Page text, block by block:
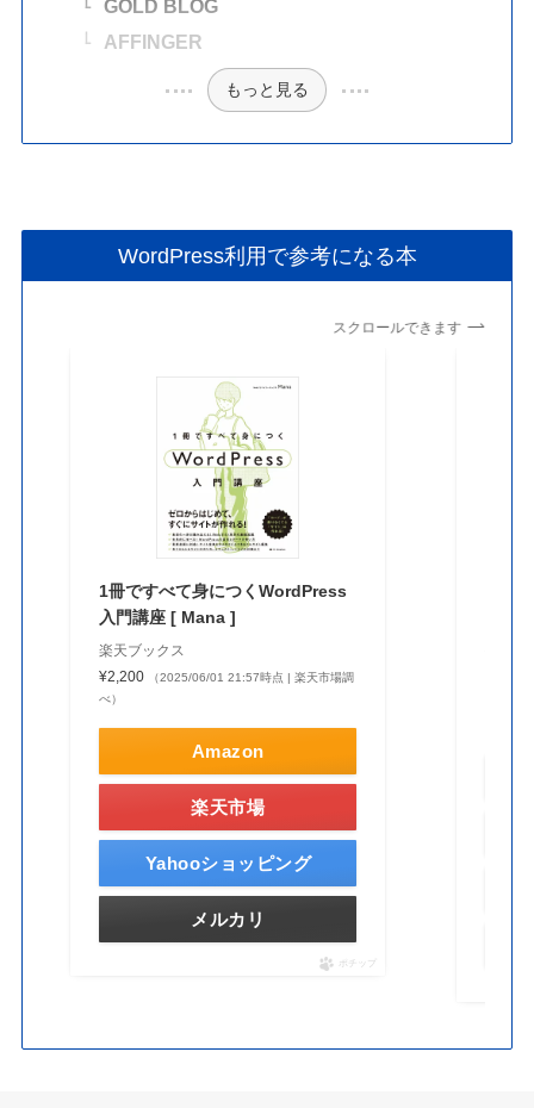
GOLD BLOG
AFFINGER
もっと見る
WordPress利用で参考になる本
スクロールできます
1冊ですべて身につくWordPress
入門講座 [ Mana ]
楽天ブックス
¥2,200
（2025/06/01 21:57時点 | 楽天市場調
べ）
Amazon
楽天市場
Yahooショッピング
メルカリ
ポチップ